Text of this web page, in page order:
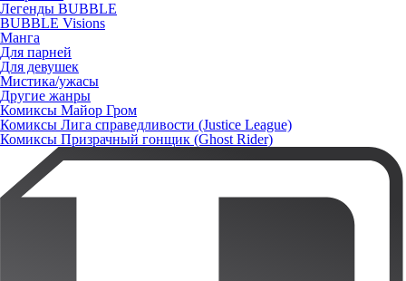
Легенды BUBBLE
BUBBLE Visions
Манга
Для парней
Для девушек
Мистика/ужасы
Другие жанры
Комиксы Майор Гром
Комиксы Лига справедливости (Justice League)
Комиксы Призрачный гонщик (Ghost Rider)